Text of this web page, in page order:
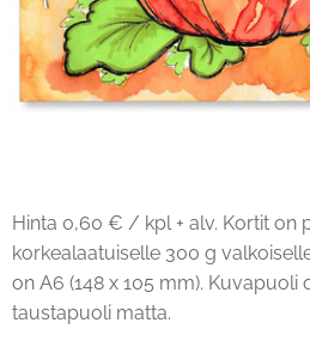
Hinta 0,60 € / kpl + alv. Kortit on
korkealaatuiselle 300 g
on A6 (148 x 105 mm). Kuvapuoli
taustapuoli matta.